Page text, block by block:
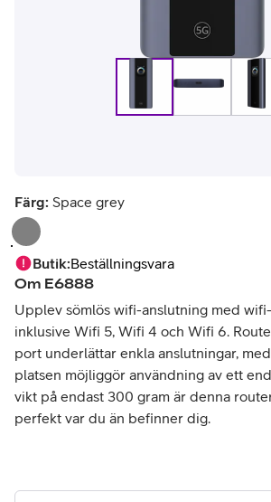
Färg: Space grey
Butik:Beställningsvara
Om E6888
Upplev sömlös wifi-anslutning med
inklusive Wifi 5, Wifi 4 och Wifi 6.
port underlättar enkla anslutningar,
platsen möjliggör användning av ett
vikt på endast 300 gram är denna
perfekt var du än befinner dig.